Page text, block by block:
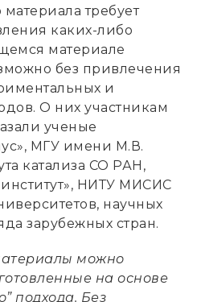
требует
каких-либо
материале
без привлечения
и
О них участникам
ученые
МГУ имени М.В.
катализа СО РАН,
НИТУ МИСИС
научных
зарубежных стран.
можно
на основе
подхода. Без